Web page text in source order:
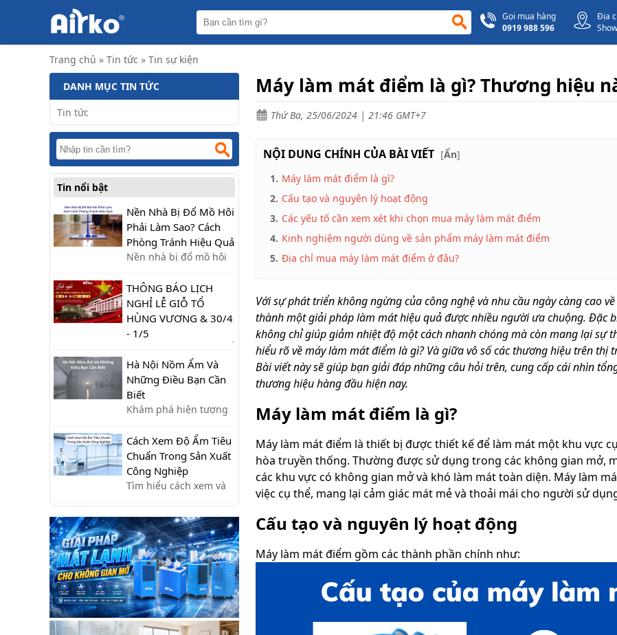
Gọi mua hàng
0919 988 596
Địa
Trang chủ » Tin tức » Tin sự kiện
Máy làm mát điểm là gì? Thương hiệu
Thứ Ba, 25/06/2024 | 21:46 GMT+7
NỘI DUNG CHÍNH CỦA BÀI VIẾT [Ẩn]
1. Máy làm mát điểm là gì?
2. Cấu tạo và nguyên lý hoạt động
3. Các yếu tố cần xem xét khi chọn mua máy làm mát điểm
4. Kinh nghiệm người dùng về sản phẩm máy làm mát điểm
5. Địa chỉ mua máy làm mát điểm ở đâu?
Với sự phát triển không ngừng của công nghệ và nhu cầu ngày càng cao
thành một giải pháp làm mát hiệu quả được nhiều người ưa chuộng. Đặc
không chỉ giúp giảm nhiệt độ một cách nhanh chóng mà còn mang lại sự
hiểu rõ về máy làm mát điểm là gì? Và giữa vô số các thương hiệu trên
Bài viết này sẽ giúp bạn giải đáp những câu hỏi trên, cung cấp cái nhìn
thương hiệu hàng đầu hiện nay.
Máy làm mát điểm là gì?
Máy làm mát điểm là thiết bị được thiết kế để làm mát một khu vực
hòa truyền thống. Thường được sử dụng trong các không gian mở,
các khu vực có không gian mở và khó làm mát toàn diện. Máy làm
việc cụ thể, mang lại cảm giác mát mẻ và thoải mái cho người sử
Cấu tạo và nguyên lý hoạt động
Máy làm mát điểm gồm các thành phần chính như:
DANH MỤC TIN TỨC
Tin tức
Tin nổi bật
Nền Nhà Bị Đổ Mồ Hôi
Phải Làm Sao? Cách
Phòng Tránh Hiệu Quả
Nền nhà bị đổ mồ hôi
phải làm sao? Tìm hiểu
nguyên nhân và cách
xử lý nhanh, cùng giải
pháp phòng tránh hiệu
quả giúp sàn nhà luôn
khô ráo.
THÔNG BÁO LỊCH
NGHỈ LỄ GIỖ TỔ
HÙNG VƯƠNG & 30/4
- 1/5
THÔNG BÁO LỊCH NGHỈ
LỄ GIỖ TỔ HÙNG
VƯƠNG & 30/4 -
1/5Kính gửi Quý khách
hàng và Quý đối
tác,Công ty xin trân
trọng thông báo lịch
nghỉ lễ như sau:- Giỗ
Tổ Hùng Vương: Nghỉ
ngày 26/04 – 27/04-
Giải phóng miền Nam
& Quốc tế Lao động
(30/4 - ...
Hà Nội Nồm Ẩm Và
Những Điều Bạn Cần
Biết
Khám phá hiện tượng
nồm ẩm ở Hà Nội:
nguyên nhân, tác hại
và cách khắc phục hiệu
quả giúp bạn giữ nhà
cửa khô ráo, bảo vệ sức
khỏe.
Cách Xem Độ Ẩm Tiêu
Chuẩn Trong Sản Xuất
Công Nghiệp
Tìm hiểu cách xem và
kiểm soát độ ẩm tiêu
chuẩn trong sản xuất
công nghiệp, giúp tối
ưu quy trình, giảm lỗi
và nâng cao chất lượng
sản phẩm.